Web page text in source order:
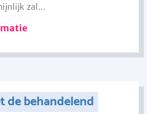
zal...
de behandelend